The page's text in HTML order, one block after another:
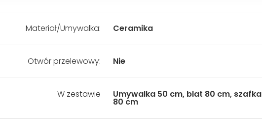
Materiał/Umywalka: Ceramika
Otwór przelewowy: Nie
W zestawie Umywalka 50 cm, blat 80 cm, szafka
80 cm